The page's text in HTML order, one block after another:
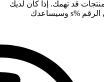
قد تهمك. إذا كان لديك
طلب محدد، راسلنا عبر واتساب على الرقم %s وسيساعدك